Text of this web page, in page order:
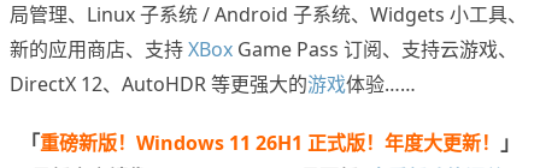
局管理、Linux 子系统 / Android 子系统、Widgets 小工具、
新的应用商店、支持XBox Game Pass 订阅、支持云游戏、
DirectX 12、AutoHDR 等更强大的游戏体验……
「重磅新版！Windows 11 26H1 正式版！年度大更新！
」